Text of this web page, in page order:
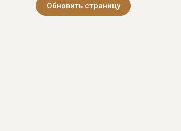
Обновить страницу